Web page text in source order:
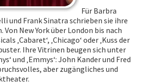
Für Barbra
und Frank Sinatra schrieben sie ihre
New York über London bis nach
‚Cabaret‘, ‚Chicago‘ oder ‚Kuss der
Ihre Vitrinen beugen sich unter
und ‚Emmys‘: John Kander und Fred
aber zugängliches und